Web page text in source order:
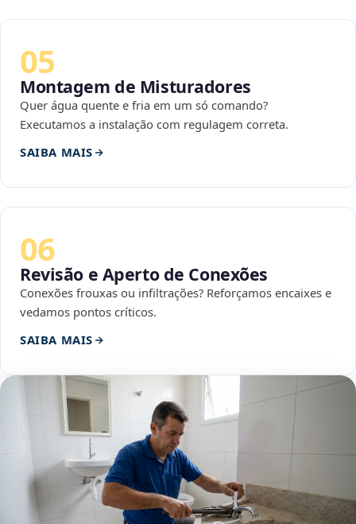
05
Montagem de Misturadores
Quer água quente e fria em um só comando?
Executamos a instalação com regulagem correta.
SAIBA MAIS
06
Revisão e Aperto de Conexões
Conexões frouxas ou infiltrações? Reforçamos encaixes e
vedamos pontos críticos.
SAIBA MAIS